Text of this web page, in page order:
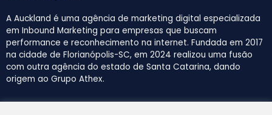
A Auckland é uma agência de marketing digital especializada
em Inbound Marketing para empresas que buscam
performance e reconhecimento na internet. Fundada em 2017
na cidade de Florianópolis-SC, em 2024 realizou uma fusão
com outra agência do estado de Santa Catarina, dando
origem ao Grupo Athex.